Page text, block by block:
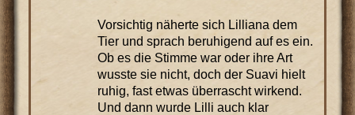
Vorsichtig näherte sich Lilliana dem
Tier und sprach beruhigend auf es ein.
Ob es die Stimme war oder ihre Art
wusste sie nicht, doch der Suavi hielt
ruhig, fast etwas überrascht wirkend.
Und dann wurde Lilli auch klar